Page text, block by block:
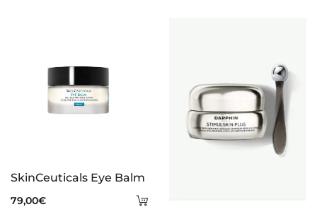
Añadir
SkinCeuticals Eye Balm
79,00€